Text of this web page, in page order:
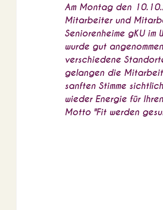
Am Montag den
Mitarbeiter und
Seniorenheime gKU
wurde gut
verschiedene
gelangen die
sanften Stimme
wieder Energie für
Motto "Fit werden